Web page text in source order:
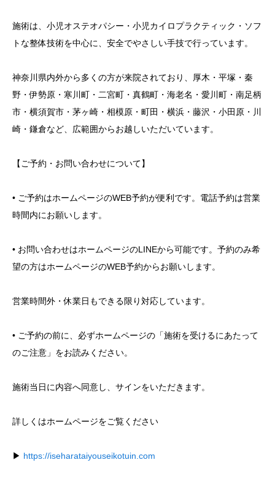
施術は、小児オステオパシー・小児カイロプラクティック・ソフ
トな整体技術を中心に、安全でやさしい手技で行っています。
神奈川県内外から多くの方が来院されており、厚木・平塚・秦
野・伊勢原・寒川町・二宮町・真鶴町・海老名・愛川町・南足柄
市・横須賀市・茅ヶ崎・相模原・町田・横浜・藤沢・小田原・川
崎・鎌倉など、広範囲からお越しいただいています。
【ご予約・お問い合わせについて】
• ご予約はホームページのWEB予約が便利です。電話予約は営業
時間内にお願いします。
• お問い合わせはホームページのLINEから可能です。予約のみ希
望の方はホームページのWEB予約からお願いします。
営業時間外・休業日もできる限り対応しています。
• ご予約の前に、必ずホームページの「施術を受けるにあたって
のご注意」をお読みください。
施術当日に内容へ同意し、サインをいただきます。
詳しくはホームページをご覧ください
▶︎ https://iseharataiyouseikotuin.com